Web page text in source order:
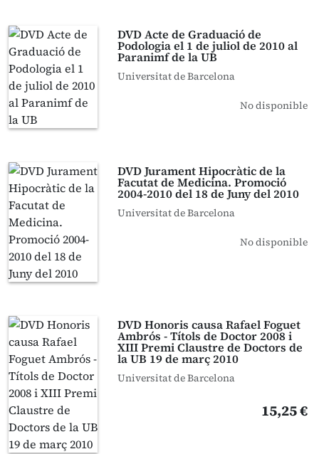
DVD Acte de Graduació de
Podologia el 1 de juliol de 2010 al
Paranimf de la UB
Universitat de Barcelona
No disponible
DVD Jurament Hipocràtic de la
Facutat de Medicina. Promoció
2004-2010 del 18 de Juny del 2010
Universitat de Barcelona
No disponible
DVD Honoris causa Rafael Foguet
Ambrós - Títols de Doctor 2008 i
XIII Premi Claustre de Doctors de
la UB 19 de març 2010
Universitat de Barcelona
15,25 €